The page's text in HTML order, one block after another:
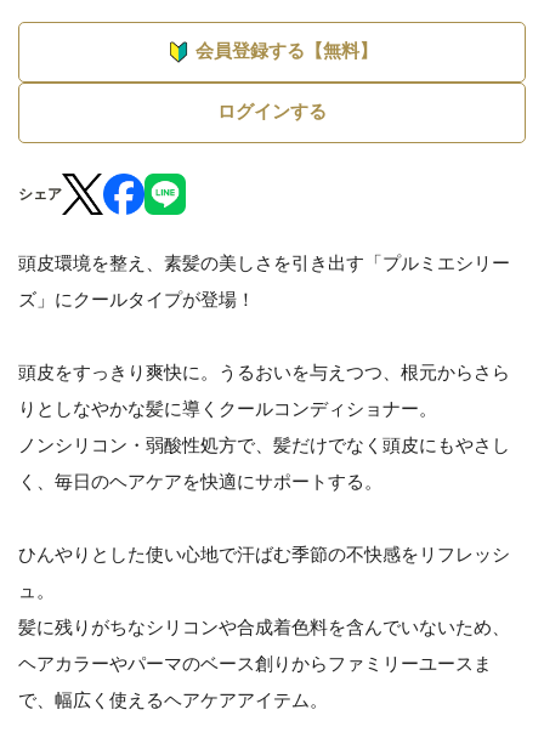
会員登録する【無料】
ログインする
シェア
頭皮環境を整え、素髪の美しさを引き出す「プルミエシリー
ズ」にクールタイプが登場！
頭皮をすっきり爽快に。うるおいを与えつつ、根元からさら
りとしなやかな髪に導くクールコンディショナー。
ノンシリコン・弱酸性処方で、髪だけでなく頭皮にもやさし
く、毎日のヘアケアを快適にサポートする。
ひんやりとした使い心地で汗ばむ季節の不快感をリフレッシ
ュ。
髪に残りがちなシリコンや合成着色料を含んでいないため、
ヘアカラーやパーマのベース創りからファミリーユースま
で、幅広く使えるヘアケアアイテム。